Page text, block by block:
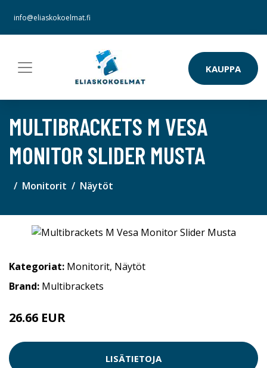
info@eliaskokoelmat.fi
KAUPPA
MULTIBRACKETS M VESA
MONITOR SLIDER MUSTA
Monitorit Näytöt
Kategoriat: Monitorit, Näytöt
Brand: Multibrackets
26.66 EUR
LISÄTIETOJA